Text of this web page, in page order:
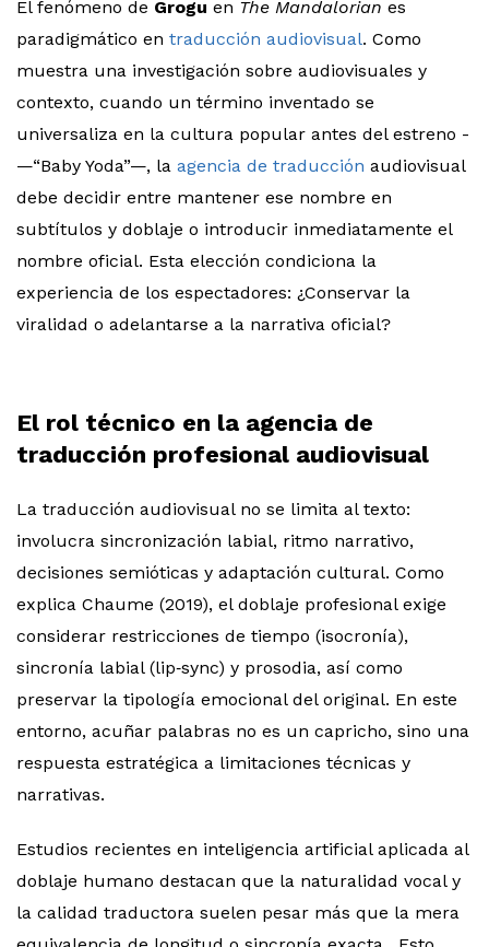
El fenómeno de Grogu en The Mandalorian es
paradigmático en traducción audiovisual. Como
muestra una investigación sobre audiovisuales y
contexto, cuando un término inventado se
universaliza en la cultura popular antes del estreno ­
—“Baby Yoda”—, la agencia de traducción audiovisual
debe decidir entre mantener ese nombre en
subtítulos y doblaje o introducir inmediatamente el
nombre oficial. Esta elección condiciona la
experiencia de los espectadores: ¿Conservar la
viralidad o adelantarse a la narrativa oficial?
El rol técnico en la agencia de
traducción profesional audiovisual
La traducción audiovisual no se limita al texto:
involucra sincronización labial, ritmo narrativo,
decisiones semióticas y adaptación cultural. Como
explica Chaume (2019), el doblaje profesional exige
considerar restricciones de tiempo (isocronía),
sincronía labial (lip‑sync) y prosodia, así como
preservar la tipología emocional del original. En este
entorno, acuñar palabras no es un capricho, sino una
respuesta estratégica a limitaciones técnicas y
narrativas.
Estudios recientes en inteligencia artificial aplicada al
doblaje humano destacan que la naturalidad vocal y
la calidad traductora suelen pesar más que la mera